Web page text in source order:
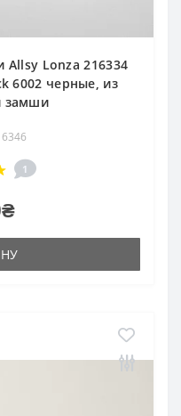
Lonza 216334
6002 черные, из
замши
1